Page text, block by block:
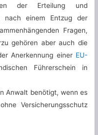
der Erteilung und
nach einem Entzug der
Fragen,
gehören aber auch die
Anerkennung einer EU-
Führerschein in
Anwalt benötigt, wenn es
Versicherungsschutz